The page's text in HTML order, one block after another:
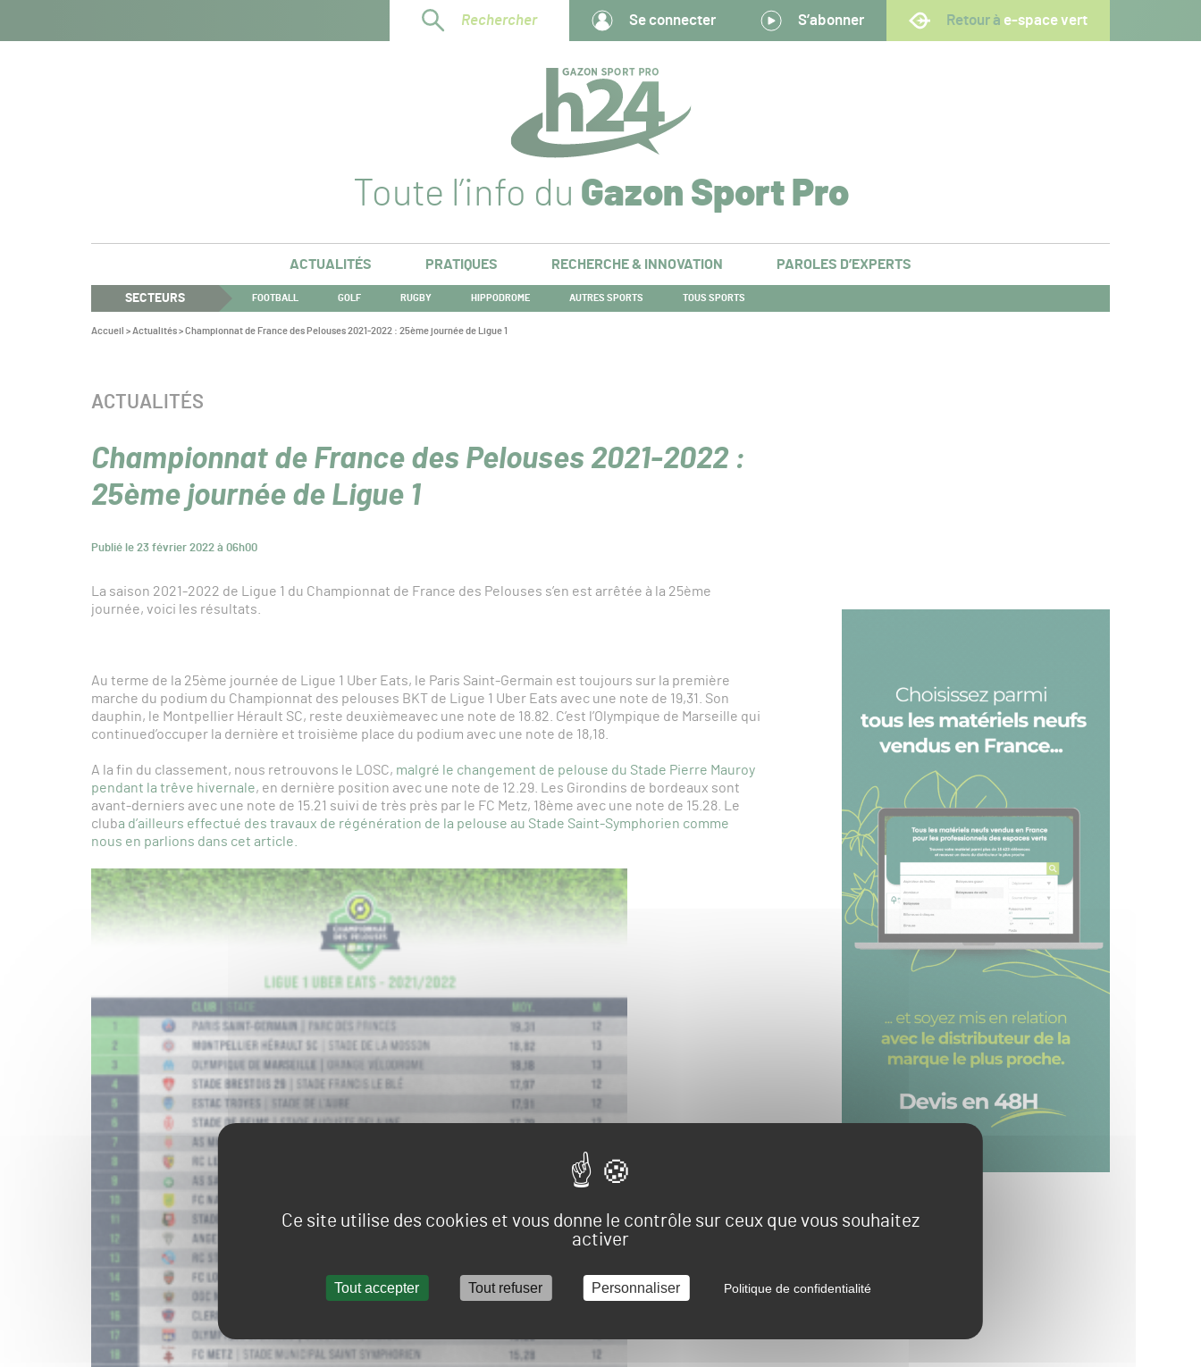
Ce site utilise des cookies et vous donne le contrôle sur ceux que vous souhaitez
activer
Tout accepter Tout refuser Personnaliser Politique de confidentialité
Rechercher Se connecter S’abonner Retour à e-space vert
Toute l’info du Gazon Sport Pro
ACTUALITÉS PRATIQUES RECHERCHE & INNOVATION PAROLES D’EXPERTS
SECTEURS FOOTBALL GOLF RUGBY HIPPODROME AUTRES SPORTS TOUS SPORTS
Vous
Accueil >Actualités>Championnat de France des Pelouses 2021-2022 : 25ème journée de Ligue 1
Championnat de France des Pelouses 2021-2022 :
25ème journée de Ligue 1
Publié le 23 février 2022 à 06h00
CATÉGORIE :
ACTUALITÉS
La saison 2021-2022 de Ligue 1 du Championnat de France des Pelouses s’en est arrêtée à la 25ème
journée, voici les résultats.
Au terme de la 25ème journée de Ligue 1 Uber Eats, le Paris Saint-Germain est toujours sur la première
marche du podium du Championnat des pelouses BKT de Ligue 1 Uber Eats avec une note de 19,31. Son
dauphin, le Montpellier Hérault SC, reste deuxièmeavec une note de 18.82. C’est l’Olympique de Marseille qui
continued’occuper la dernière et troisième place du podium avec une note de 18,18.
A la fin du classement, nous retrouvons le LOSC, malgré le changement de pelouse du Stade Pierre Mauroy
pendant la trêve hivernale, en dernière position avec une note de 12.29. Les Girondins de bordeaux sont
avant-derniers avec une note de 15.21 suivi de très près par le FC Metz, 18ème avec une note de 15.28. Le
cluba d’ailleurs effectué des travaux de régénération de la pelouse au Stade Saint-Symphorien comme
nous en parlions dans cet article.